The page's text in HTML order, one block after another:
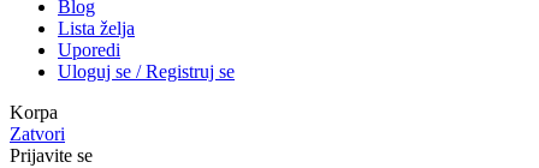
Blog
Lista želja
Uporedi
Uloguj se / Registruj se
Korpa
Zatvori
Prijavite se